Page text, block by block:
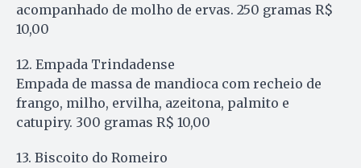
acompanhado de molho de ervas. 250 gramas R$
10,00
12. Empada Trindadense
Empada de massa de mandioca com recheio de
frango, milho, ervilha, azeitona, palmito e
catupiry. 300 gramas R$ 10,00
13. Biscoito do Romeiro